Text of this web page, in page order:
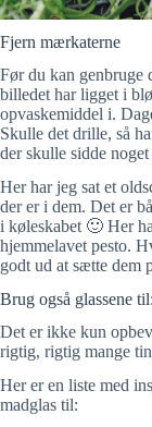
Fjern mærkaterne
Før du kan genbruge
billedet har ligget i
opvaskemiddel i.
Skulle det drille, så
der skulle sidde
Her har jeg sat et
der er i dem. Det er
i køleskabet 🙂 Her
hjemmelavet pesto.
godt ud at sætte dem
Brug også glassene til:
Det er ikke kun
rigtig, rigtig mange
Her er en liste med
madglas til: